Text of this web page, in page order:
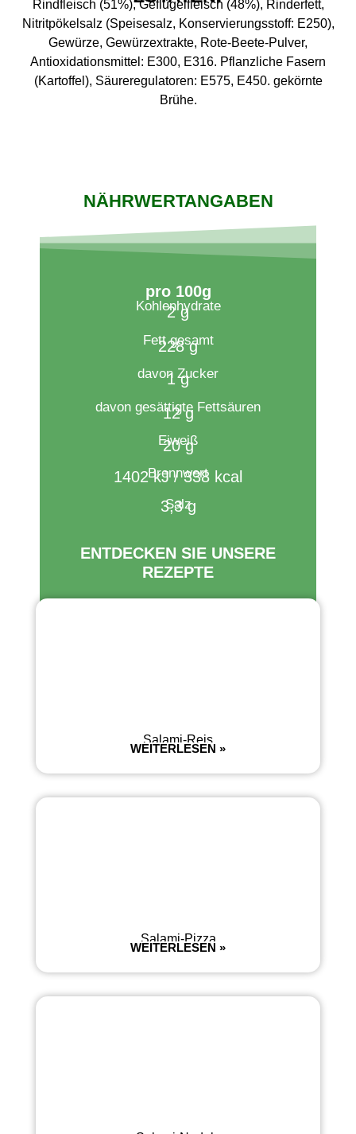
Rindfleisch (51%), Geflügelfleisch (48%), Rinderfett,
Nitritpökelsalz (Speisesalz, Konservierungsstoff: E250),
Gewürze, Gewürzextrakte, Rote-Beete-Pulver,
Antioxidationsmittel: E300, E316. Pflanzliche Fasern
(Kartoffel), Säureregulatoren: E575, E450. gekörnte
Brühe.
NÄHRWERTANGABEN
pro 100g​
Kohlenhydrate
2 g
Fett gesamt
228 g
davon Zucker
1 g
davon gesättigte Fettsäuren
12 g
Eiweiß
20 g
Brennwert​
1402 kJ / 338 kcal
Salz
3,3 g
ENTDECKEN SIE UNSERE
REZEPTE
Salami-Reis
WEITERLESEN »
Salami-Pizza
WEITERLESEN »